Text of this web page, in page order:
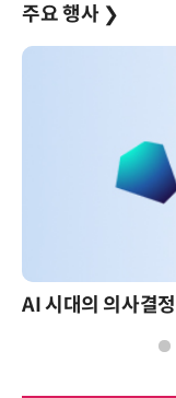
주요 행사 ❯